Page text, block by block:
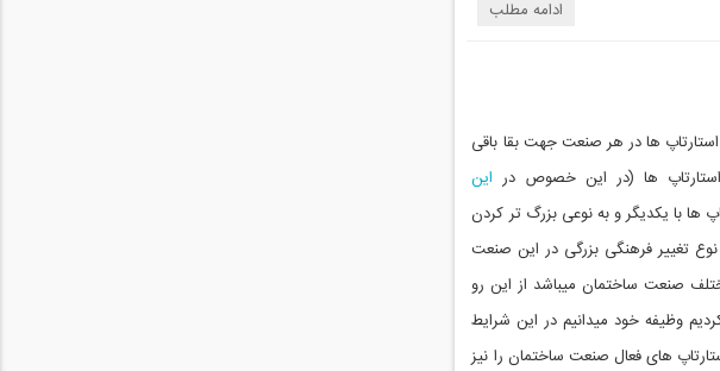
ادامه مطلب
ها در هر صنعت جهت بقا باقی
ها (در این خصوص در این
ها با یکدیگر و به نوعی بزرگ تر کردن
که در حال حاضر هر نوع تغییر فرهنگی بزرگی در این صنعت
صنعت ساختمان میباشد از این رو
وظیفه خود میدانیم در این شرایط
قابلیت رشد سایر استارتاپ های فعال صنعت ساختمان را نیز